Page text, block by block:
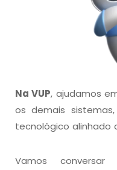
Na VUP, ajudamos
os demais
tecnológico alinhado
Vamos